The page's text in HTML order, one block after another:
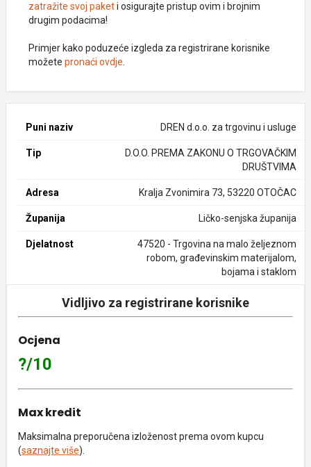
zatražite svoj paketi osigurajte pristup ovim i brojnim
drugim podacima!
Primjer kako poduzeće izgleda za registrirane korisnike
možete pronaći ovdje
Puni naziv DREN d.o.o. za trgovinu i usluge
Tip
D.O.O. PREMA ZAKONU O TRGOVAČKIM
DRUŠTVIMA
Adresa Kralja Zvonimira 73, 53220 OTOČAC
Županija Ličko-senjska županija
Djelatnost
47520 - Trgovina na malo željeznom
robom, građevinskim materijalom,
bojama i staklom
Vidljivo za registrirane korisnike
Ocjena
?/10
Max kredit
Maksimalna preporučena izloženost prema ovom kupcu
(saznajte više).